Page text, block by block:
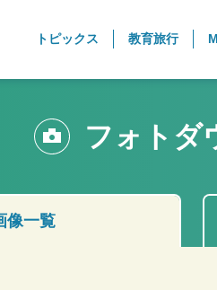
トピックス 教育旅行
フォトダ
像一覧